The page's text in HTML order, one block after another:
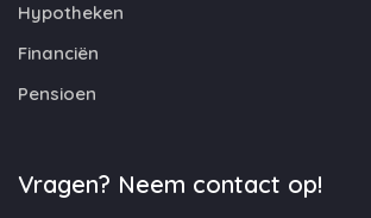
Hypotheken
Financiën
Pensioen
Vragen? Neem contact op!